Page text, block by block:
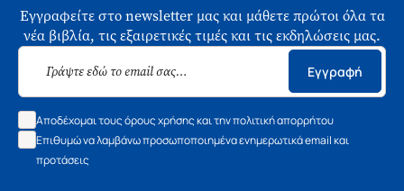
Εγγραφείτε στο newsletter μας και μάθετε πρώτοι όλα τα
νέα βιβλία, τις εξαιρετικές τιμές και τις εκδηλώσεις μας.
Εγγραφή
Αποδέχομαι τους όρους χρήσης και την πολιτική απορρήτου
Επιθυμώ να λαμβάνω προσωποποιημένα ενημερωτικά email και
προτάσεις